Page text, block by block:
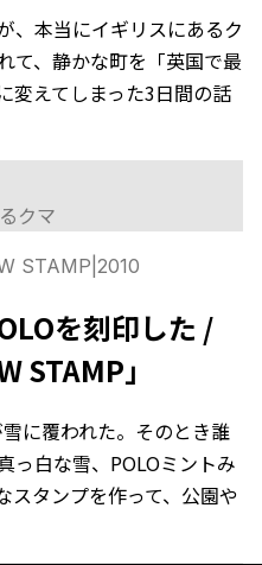
、本当にイギリスにあるク
て、静かな町を「英国で最
変えてしまった3日間の話
クマ
STAMP 2010
を刻印した /
STAMP」
に覆われた。そのとき誰
っ白な雪、POLOミントみ
スタンプを作って、公園や